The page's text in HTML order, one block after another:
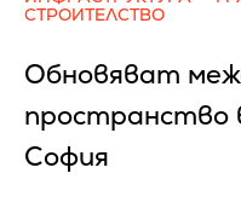
СТРОИТЕЛСТВО
Обновяват
пространство
София